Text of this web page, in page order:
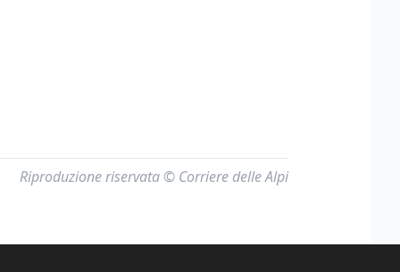
Riproduzione riservata © Corriere delle Alpi